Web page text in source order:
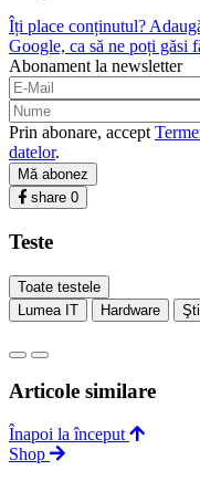
Îți place conținutul?
Google, ca să ne poți găsi
Abonament la newsletter
Prin abonare, accept
datelor.
Mă abonez
share 0
Teste
Toate testele
Lumea IT
Hardware
Articole similare
Înapoi la început
Shop